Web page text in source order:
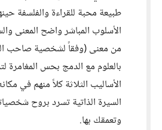
طبيعة محبة للقراءة والفلسفة
الأسلوب المباشر واضح المعنى
من معنى (وفقاً لشخصية صاحب
بالعلوم مع الدمج بحس المغامرة
الأساليب الثلاثة كلاً منهم في
السيرة الذاتية تسرد بروح
وتعمقك بها.